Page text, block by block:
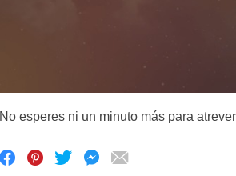
No esperes ni un minuto más para